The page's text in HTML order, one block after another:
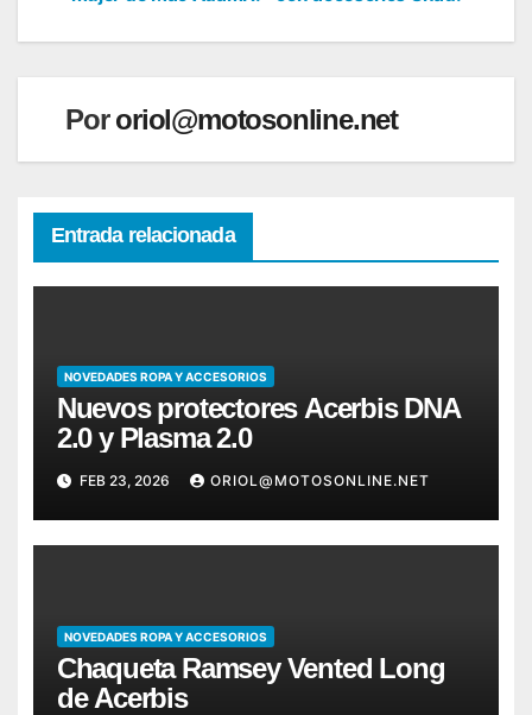
de
Pororiol@motosonline.net
Entrada relacionada
NOVEDADES ROPA Y ACCESORIOS
Nuevos protectores Acerbis DNA
2.0 y Plasma 2.0
FEB 23, 2026 ORIOL@MOTOSONLINE.NET
NOVEDADES ROPA Y ACCESORIOS
Chaqueta Ramsey Vented Long
de Acerbis